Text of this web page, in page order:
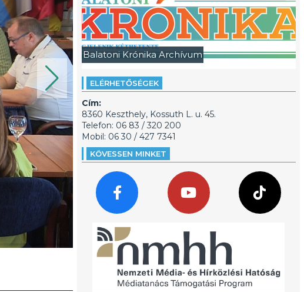
Balatoni Krónika Archívum
ELÉRHETŐSÉGEK
Cím:
8360 Keszthely, Kossuth L. u. 45.
Telefon: 06 83 / 320 200
Mobil: 06 30 / 427 7341
KÖVESSEN MINKET